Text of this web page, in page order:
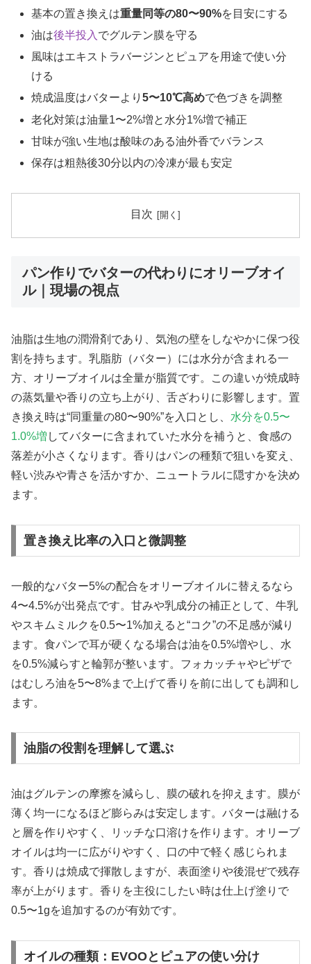
基本の置き換えは重量同等の80〜90%を目安にする
油は後半投入 でグルテン膜を守る
風味はエキストラバージンとピュアを用途で使い分
ける
焼成温度はバターより5〜10℃高めで色づきを調整
老化対策は油量1〜2%増と水分1%増で補正
甘味が強い生地は酸味のある油外香でバランス
保存は粗熱後30分以内の冷凍が最も安定
目次
パン作りでバターの代わりにオリーブオイ
ル｜現場の視点
油脂は生地の潤滑剤であり、気泡の壁をしなやかに保つ役
割を持ちます。乳脂肪（バター）には水分が含まれる一
方、オリーブオイルは全量が脂質です。この違いが焼成時
の蒸気量や香りの立ち上がり、舌ざわりに影響します。置
き換え時は“同重量の80〜90%”を入口とし、 水分を0.5〜
1.0%増 してバターに含まれていた水分を補うと、食感の
落差が小さくなります。香りはパンの種類で狙いを変え、
軽い渋みや青さを活かすか、ニュートラルに隠すかを決め
ます。
置き換え比率の入口と微調整
一般的なバター5%の配合をオリーブオイルに替えるなら
4〜4.5%が出発点です。甘みや乳成分の補正として、牛乳
やスキムミルクを0.5〜1%加えると“コク”の不足感が減り
ます。食パンで耳が硬くなる場合は油を0.5%増やし、水
を0.5%減らすと輪郭が整います。フォカッチャやピザで
はむしろ油を5〜8%まで上げて香りを前に出しても調和し
ます。
油脂の役割を理解して選ぶ
油はグルテンの摩擦を減らし、膜の破れを抑えます。膜が
薄く均一になるほど膨らみは安定します。バターは融ける
と層を作りやすく、リッチな口溶けを作ります。オリーブ
オイルは均一に広がりやすく、口の中で軽く感じられま
す。香りは焼成で揮散しますが、表面塗りや後混ぜで残存
率が上がります。香りを主役にしたい時は仕上げ塗りで
0.5〜1gを追加するのが有効です。
オイルの種類：EVOOとピュアの使い分け